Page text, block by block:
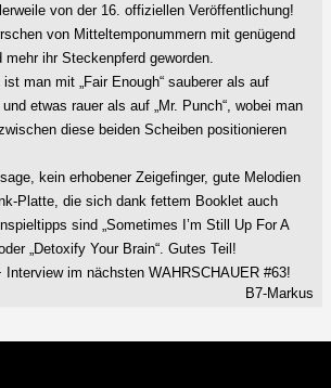
von der 16. offiziellen Veröffentlichung!
von Mitteltemponummern mit genügend
ihr Steckenpferd geworden.
man mit „Fair Enough“ sauberer als auf
und etwas rauer als auf „Mr. Punch“, wobei man
diese beiden Scheiben positionieren
kein erhobener Zeigefinger, gute Melodien
Platte, die sich dank fettem Booklet auch
sind „Sometimes I’m Still Up For A
„Detoxify Your Brain“. Gutes Teil!
im nächsten WAHRSCHAUER #63!
B7-Markus